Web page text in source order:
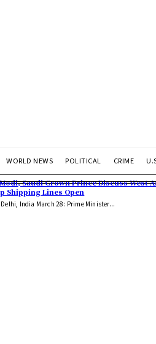
WORLD NEWS POLITICAL CRIME
Saudi Crown Prince Discuss West
Shipping Lines Open
Delhi, India March 28: Prime Minister...